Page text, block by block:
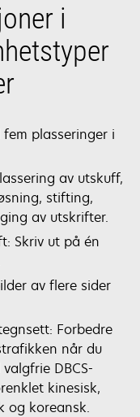
i
plasseringer i
av utskuff,
stifting,
av utskrifter.
Skriv ut på én
av flere sider
Forbedre
når du
DBCS-
kinesisk,
og koreansk.